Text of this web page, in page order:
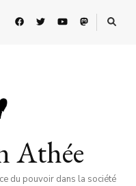
Athée
du pouvoir dans la société